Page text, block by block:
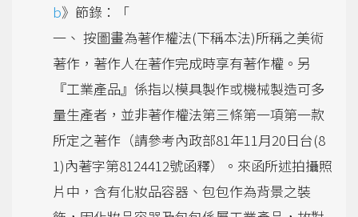
b》節錄：「
一、 按圖畫為著作權法(下稱本法)所稱之美術
著作，著作人在著作完成時享有著作權。另
『工業產品』係指以模具製作或機械製造可多
量生產者，並非著作權法第三條第一項第一款
所定之著作（請參考內政部81年11月20日台(8
1)內著字第8124412號函釋）。來函所述拍攝照
片中，含有化妝品容器、包包作為背景之裝